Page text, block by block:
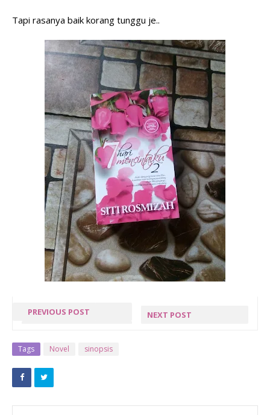
Tapi rasanya baik korang tunggu je..
PREVIOUS POST
RAYA
AIDILADHA
NEXT POST
IBADAH
Tags Novel sinopsis